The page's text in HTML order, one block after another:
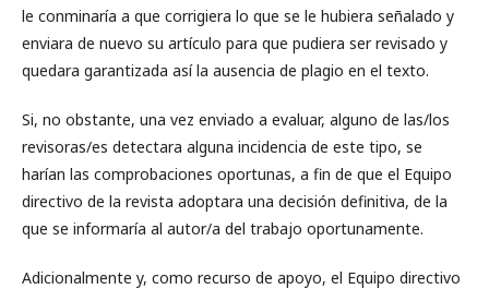
le conminaría a que corrigiera lo que se le hubiera señalado y
enviara de nuevo su artículo para que pudiera ser revisado y
quedara garantizada así la ausencia de plagio en el texto.
Si, no obstante, una vez enviado a evaluar, alguno de las/los
revisoras/es detectara alguna incidencia de este tipo, se
harían las comprobaciones oportunas, a fin de que el Equipo
directivo de la revista adoptara una decisión definitiva, de la
que se informaría al autor/a del trabajo oportunamente.
Adicionalmente y, como recurso de apoyo, el Equipo directivo